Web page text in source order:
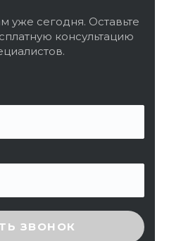
уже сегодня. Оставьте
консультацию
КОД
ЗВОНОК